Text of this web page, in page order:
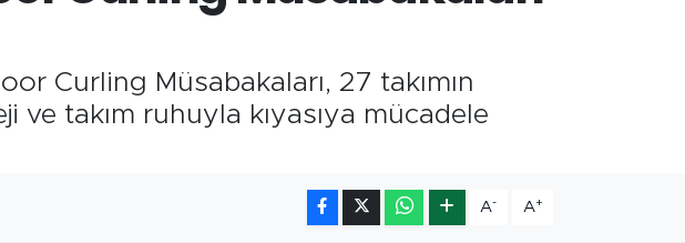
Curling Müsabakaları, 27 takımın
ve takım ruhuyla kıyasıya mücadele
A- A+